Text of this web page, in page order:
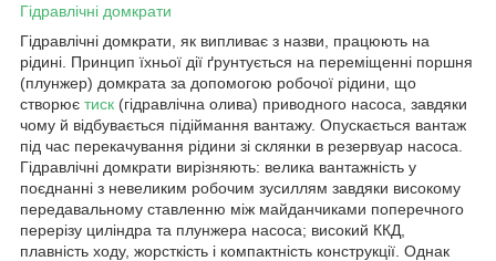
Гідравлічні домкрати
Гідравлічні домкрати, як випливає з назви, працюють на
рідині. Принцип їхньої дії ґрунтується на переміщенні поршня
(плунжер) домкрата за допомогою робочої рідини, що
створює тиск (гідравлічна олива) приводного насоса, завдяки
чому й відбувається підіймання вантажу. Опускається вантаж
під час перекачування рідини зі склянки в резервуар насоса.
Гідравлічні домкрати вирізняють: велика вантажність у
поєднанні з невеликим робочим зусиллям завдяки високому
передавальному ставленню між майданчиками поперечного
перерізу циліндра та плунжера насоса; високий ККД,
плавність ходу, жорсткість і компактність конструкції. Однак